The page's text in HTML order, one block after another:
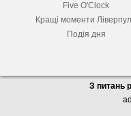
Five O'Clock
Кращі моменти
Подія дня
З питань